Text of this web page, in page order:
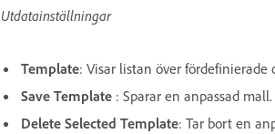
Utdatainställningar
Template: Visar listan över fördefinierade
Save Template : Sparar en anpassad mall.
Delete Selected Template: Tar bort en